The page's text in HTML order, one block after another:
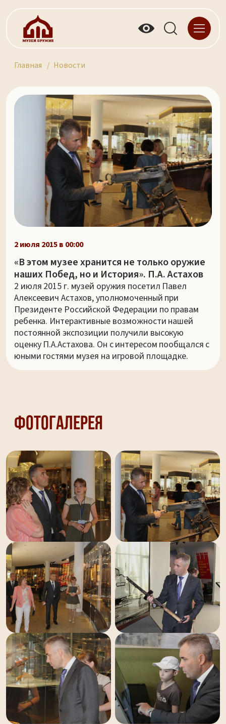
Главная Новости
2 июля 2015 в 00:00
«В этом музее хранится не только оружие
наших Побед, но и История». П.А. Астахов
2 июля 2015 г. музей оружия посетил Павел
Алексеевич Астахов, уполномоченный при
Президенте Российской Федерации по правам
ребенка. Интерактивные возможности нашей
постоянной экспозиции получили высокую
оценку П.А.Астахова. Он с интересом пообщался с
юными гостями музея на игровой площадке.
Фотогалерея